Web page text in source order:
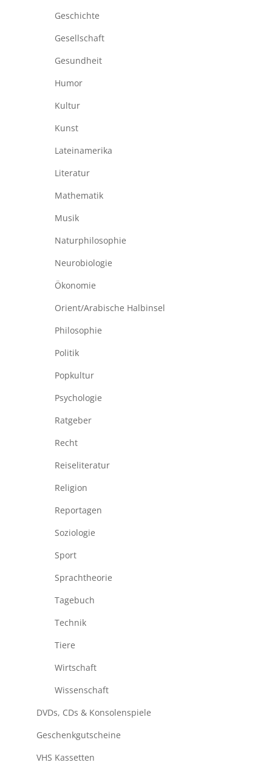
Geschichte
Gesellschaft
Gesundheit
Humor
Kultur
Kunst
Lateinamerika
Literatur
Mathematik
Musik
Naturphilosophie
Neurobiologie
Ökonomie
Orient/Arabische Halbinsel
Philosophie
Politik
Popkultur
Psychologie
Ratgeber
Recht
Reiseliteratur
Religion
Reportagen
Soziologie
Sport
Sprachtheorie
Tagebuch
Technik
Tiere
Wirtschaft
Wissenschaft
DVDs, CDs & Konsolenspiele
Geschenkgutscheine
VHS Kassetten